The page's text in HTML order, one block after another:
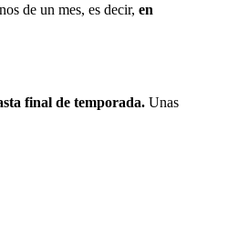
de un mes, es decir, en
final de temporada. Unas